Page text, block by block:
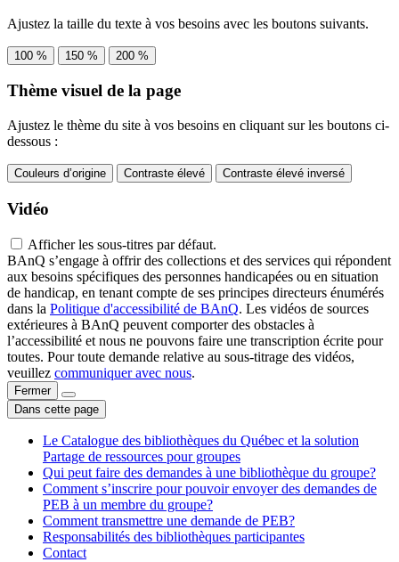
Ajustez la taille du texte à vos besoins avec les boutons suivants.
100 % 150 % 200 %
Thème visuel de la page
Ajustez le thème du site à vos besoins en cliquant sur les boutons ci-
dessous :
Couleurs d’origine Contraste élevé Contraste élevé inversé
Vidéo
Afficher les sous-titres par défaut.
BAnQ s’engage à offrir des collections et des services qui répondent
aux besoins spécifiques des personnes handicapées ou en situation
de handicap, en tenant compte de ses principes directeurs énumérés
dans la Politique d'accessibilité de BAnQ. Les vidéos de sources
extérieures à BAnQ peuvent comporter des obstacles à
l’accessibilité et nous ne pouvons faire une transcription écrite pour
toutes. Pour toute demande relative au sous-titrage des vidéos,
veuillez communiquer avec nous.
Fermer
Dans cette page
Le Catalogue des bibliothèques du Québec et la solution
Partage de ressources pour groupes
Qui peut faire des demandes à une bibliothèque du groupe?
Comment s’inscrire pour pouvoir envoyer des demandes de
PEB à un membre du groupe?
Comment transmettre une demande de PEB?
Responsabilités des bibliothèques participantes
Contact